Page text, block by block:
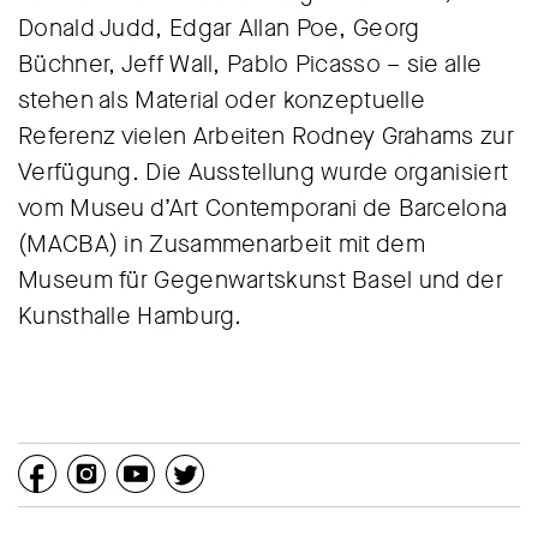
Donald Judd, Edgar Allan Poe, Georg
Büchner, Jeff Wall, Pablo Picasso – sie alle
stehen als Material oder konzeptuelle
Referenz vielen Arbeiten Rodney Grahams zur
Verfügung. Die Ausstellung wurde organisiert
vom Museu d’Art Contemporani de Barcelona
(MACBA) in Zusammenarbeit mit dem
Museum für Gegenwartskunst Basel und der
Kunsthalle Hamburg.